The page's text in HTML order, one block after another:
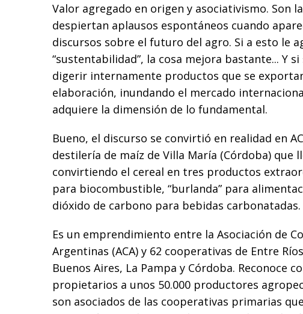
Valor agregado en origen y asociativismo. Son
despiertan aplausos espontáneos cuando
discursos sobre el futuro del agro. Si a esto le
“sustentabilidad”, la cosa mejora bastante... Y
digerir internamente productos que se
elaboración, inundando el mercado
adquiere la dimensión de lo fundamental.
Bueno, el discurso se convirtió en realidad en
destilería de maíz de Villa María (Córdoba) que
convirtiendo el cereal en tres productos
para biocombustible, “burlanda” para
dióxido de carbono para bebidas carbonatadas.
Es un emprendimiento entre la Asociación de
Argentinas (ACA) y 62 cooperativas de Entre
Buenos Aires, La Pampa y Córdoba. Reconoce
propietarios a unos 50.000 productores
son asociados de las cooperativas primarias